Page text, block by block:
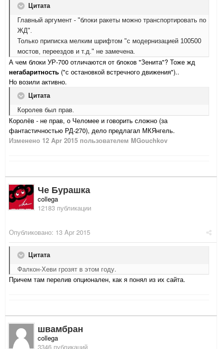
Цитата
Главный аргумент - "блоки ракеты можно транспортировать по
ЖД".
Только приписка мелким шрифтом "с модернизацией 100500
мостов, переездов и т.д." не замечена.
А чем блоки УР-700 отличаются от блоков "Зенита"? Тоже жд
негабаритность ("с остановкой встречного движения")..
Но возили активно.
Цитата
Королев был прав.
Королёв - не прав, о Челомее и говорить сложно (за
фантастичностью РД-270), дело предлагал МКЯнгель.
Изменено 12 Apr 2015 пользователем MGouchkov
Че Бурашка
collega
12183 публикации
Опубликовано: 13 Apr 2015
Цитата
Фалкон-Хеви грозят в этом году.
Причем там перелив опционален, как я понял из их сайта.
швамбран
collega
3346 публикаций